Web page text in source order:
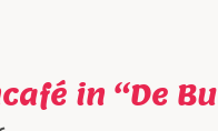
in “De